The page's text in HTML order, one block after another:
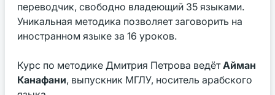
переводчик, свободно владеющий 35 языками.
Уникальная методика позволяет заговорить на
иностранном языке за 16 уроков.
Курс по методике Дмитрия Петрова ведётАйман
Канафани, выпускник МГЛУ, носитель арабского